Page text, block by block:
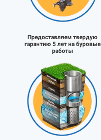
Предоставляем твердую
гарантию 5 лет на буровые
работы